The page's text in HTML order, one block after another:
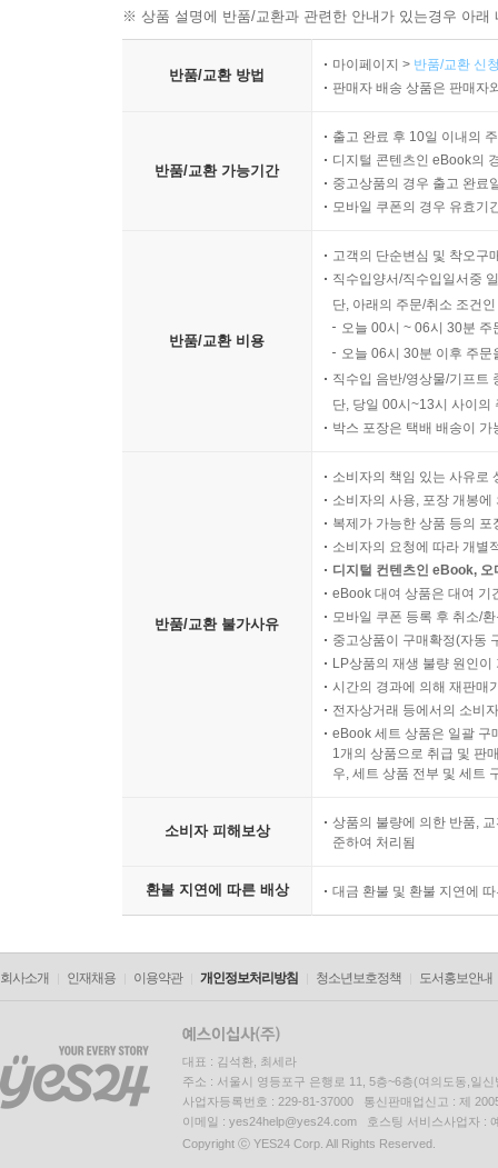
※ 상품 설명에 반품/교환과 관련한 안내가 있는경우 아
반품/교환 방법
마이페이지 > 반품/교환 신
판매자 배송 상품은 판매자
반품/교환 가능기간
출고 완료 후 10일 이내의
디지털 콘텐츠인 eBook의
중고상품의 경우 출고 완료
모바일 쿠폰의 경우 유효기
반품/교환 비용
고객의 단순변심 및 착오구
직수입양서/직수입일서중
단, 아래의 주문/취소 조건
오늘 00시 ~ 06시 30분
오늘 06시 30분 이후 주
직수입 음반/영상물/기프트
단, 당일 00시~13시 사이의
박스 포장은 택배 배송이
반품/교환 불가사유
소비자의 책임 있는 사유로
소비자의 사용, 포장 개봉
복제가 가능한 상품 등의
소비자의 요청에 따라 개별
디지털 컨텐츠인 eBook,
eBook 대여 상품은 대여 기
모바일 쿠폰 등록 후 취소/
중고상품이 구매확정(자동
LP상품의 재생 불량 원인
시간의 경과에 의해 재판매
전자상거래 등에서의 소비
eBook 세트 상품은 일괄 구
1개의 상품으로 취급 및 판
우, 세트 상품 전부 및 세트
소비자 피해보상
상품의 불량에 의한 반품,
준하여 처리됨
환불 지연에 따른 배상 대금 환불 및 환불 지연에
회사소개 인재채용 이용약관 개인정보처리방침 청소년보호정책 도서홍보안내
대표 : 김석환, 최세라
주소 : 서울시 영등포구 은행로 11, 5층~6층(여의도동,일신
사업자등록번호 : 229-81-37000 통신판매업신고 : 제
이메일 : yes24help@yes24.com 호스팅 서비스사업자 :
Copyright ⓒ YES24 Corp. All Rights Reserved.